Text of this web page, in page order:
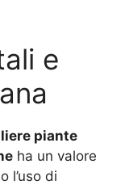
e
piante
ha un valore
l’uso di